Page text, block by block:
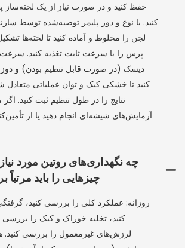
حفظ کنید و در صورت نیاز از یک لخته‌ساز
کنید. با نوع و دوز پلیمر توصیه‌شده توسط
لجن را مخلوط و آماده کنید تا لخته‌ها
پرس را با سرعت ثابت تغذیه کنید.
دیسک (در صورت قابل تنظیم بودن) و دوز
کنید تا خشکی کیک و توان عملیاتی متعادل
نتایج را در طول تنظیم ثبت کنید.
آزمایش‌های شیشه‌ای انجام دهید یا از
چه نگهداری‌های روتین مورد
چیزهایی را باید
روزانه: عملکرد کلی را بررسی کنید،
کنید، تخلیه خوراک و کیک را بررسی
لرزش‌های غیرمعمول را بررسی